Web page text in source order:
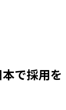
で採用を